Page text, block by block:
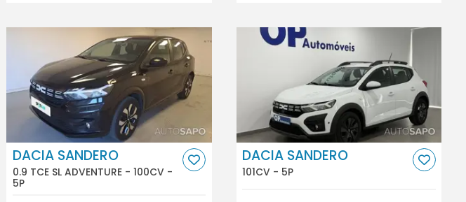
DACIA SANDERO
0.9 TCE SL ADVENTURE - 100CV -
5P
DACIA SANDERO
101CV - 5P